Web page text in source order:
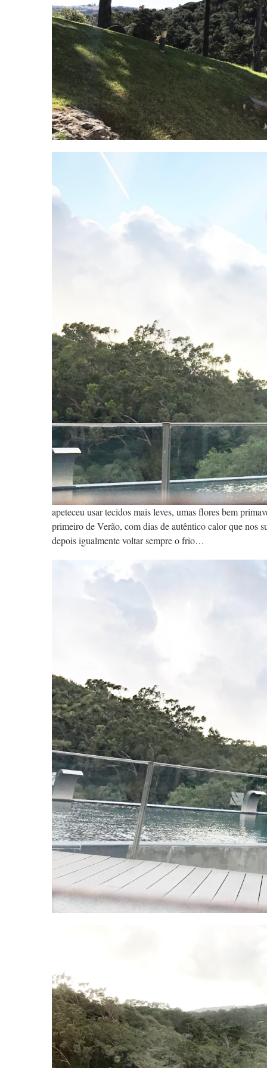
apeteceu usar tecidos mais leves, umas flores bem
primeiro de Verão, com dias de autêntico calor que nos
depois igualmente voltar sempre o frio…